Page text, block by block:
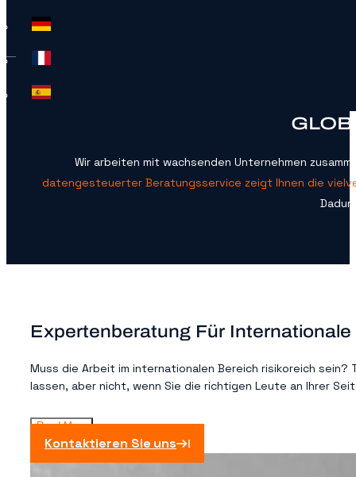
Wir arbeiten mit wachsenden Unternehmen
datengesteuerter Beratungsservice zeigt Ihnen die
Expertenberatung Für
Muss die Arbeit im internationalen Bereich risikoreich
lassen, aber nicht, wenn Sie die richtigen Leute an Ihrer
Read More
Kontaktieren Sie uns